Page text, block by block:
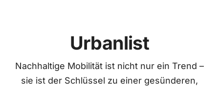
Urbanlist
Nachhaltige Mobilität ist nicht nur ein Trend –
sie ist der Schlüssel zu einer gesünderen,